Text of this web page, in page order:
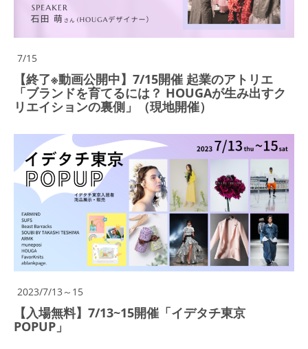
7/15
【終了※動画公開中】7/15開催 起業のアトリエ
「ブランドを育てるには？ HOUGAが生み出すク
リエイションの裏側」（現地開催）
2023/7/13～15
【入場無料】7/13~15開催「イデタチ東京
POPUP」